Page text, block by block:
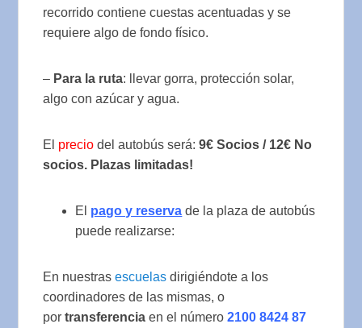
recorrido contiene cuestas acentuadas y se
requiere algo de fondo físico.
– Para la ruta: llevar gorra, protección solar,
algo con azúcar y agua.
El precio del autobús será:9€ Socios / 12€ No
socios. Plazas limitadas!
El pago y reserva de la plaza de autobús
puede realizarse:
En nuestrasescuelas dirigiéndote a los
coordinadores de las mismas, o
portransferencia en el número 2100 8424 87